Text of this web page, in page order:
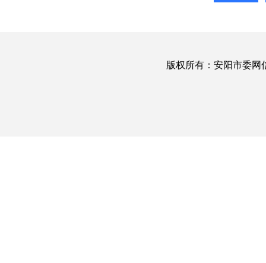
版权所有：安阳市委